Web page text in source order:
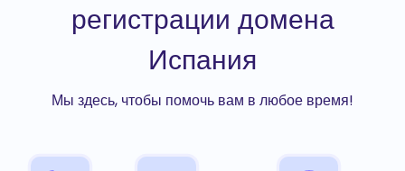
регистрации домена
Испания
Мы здесь, чтобы помочь вам в любое время!